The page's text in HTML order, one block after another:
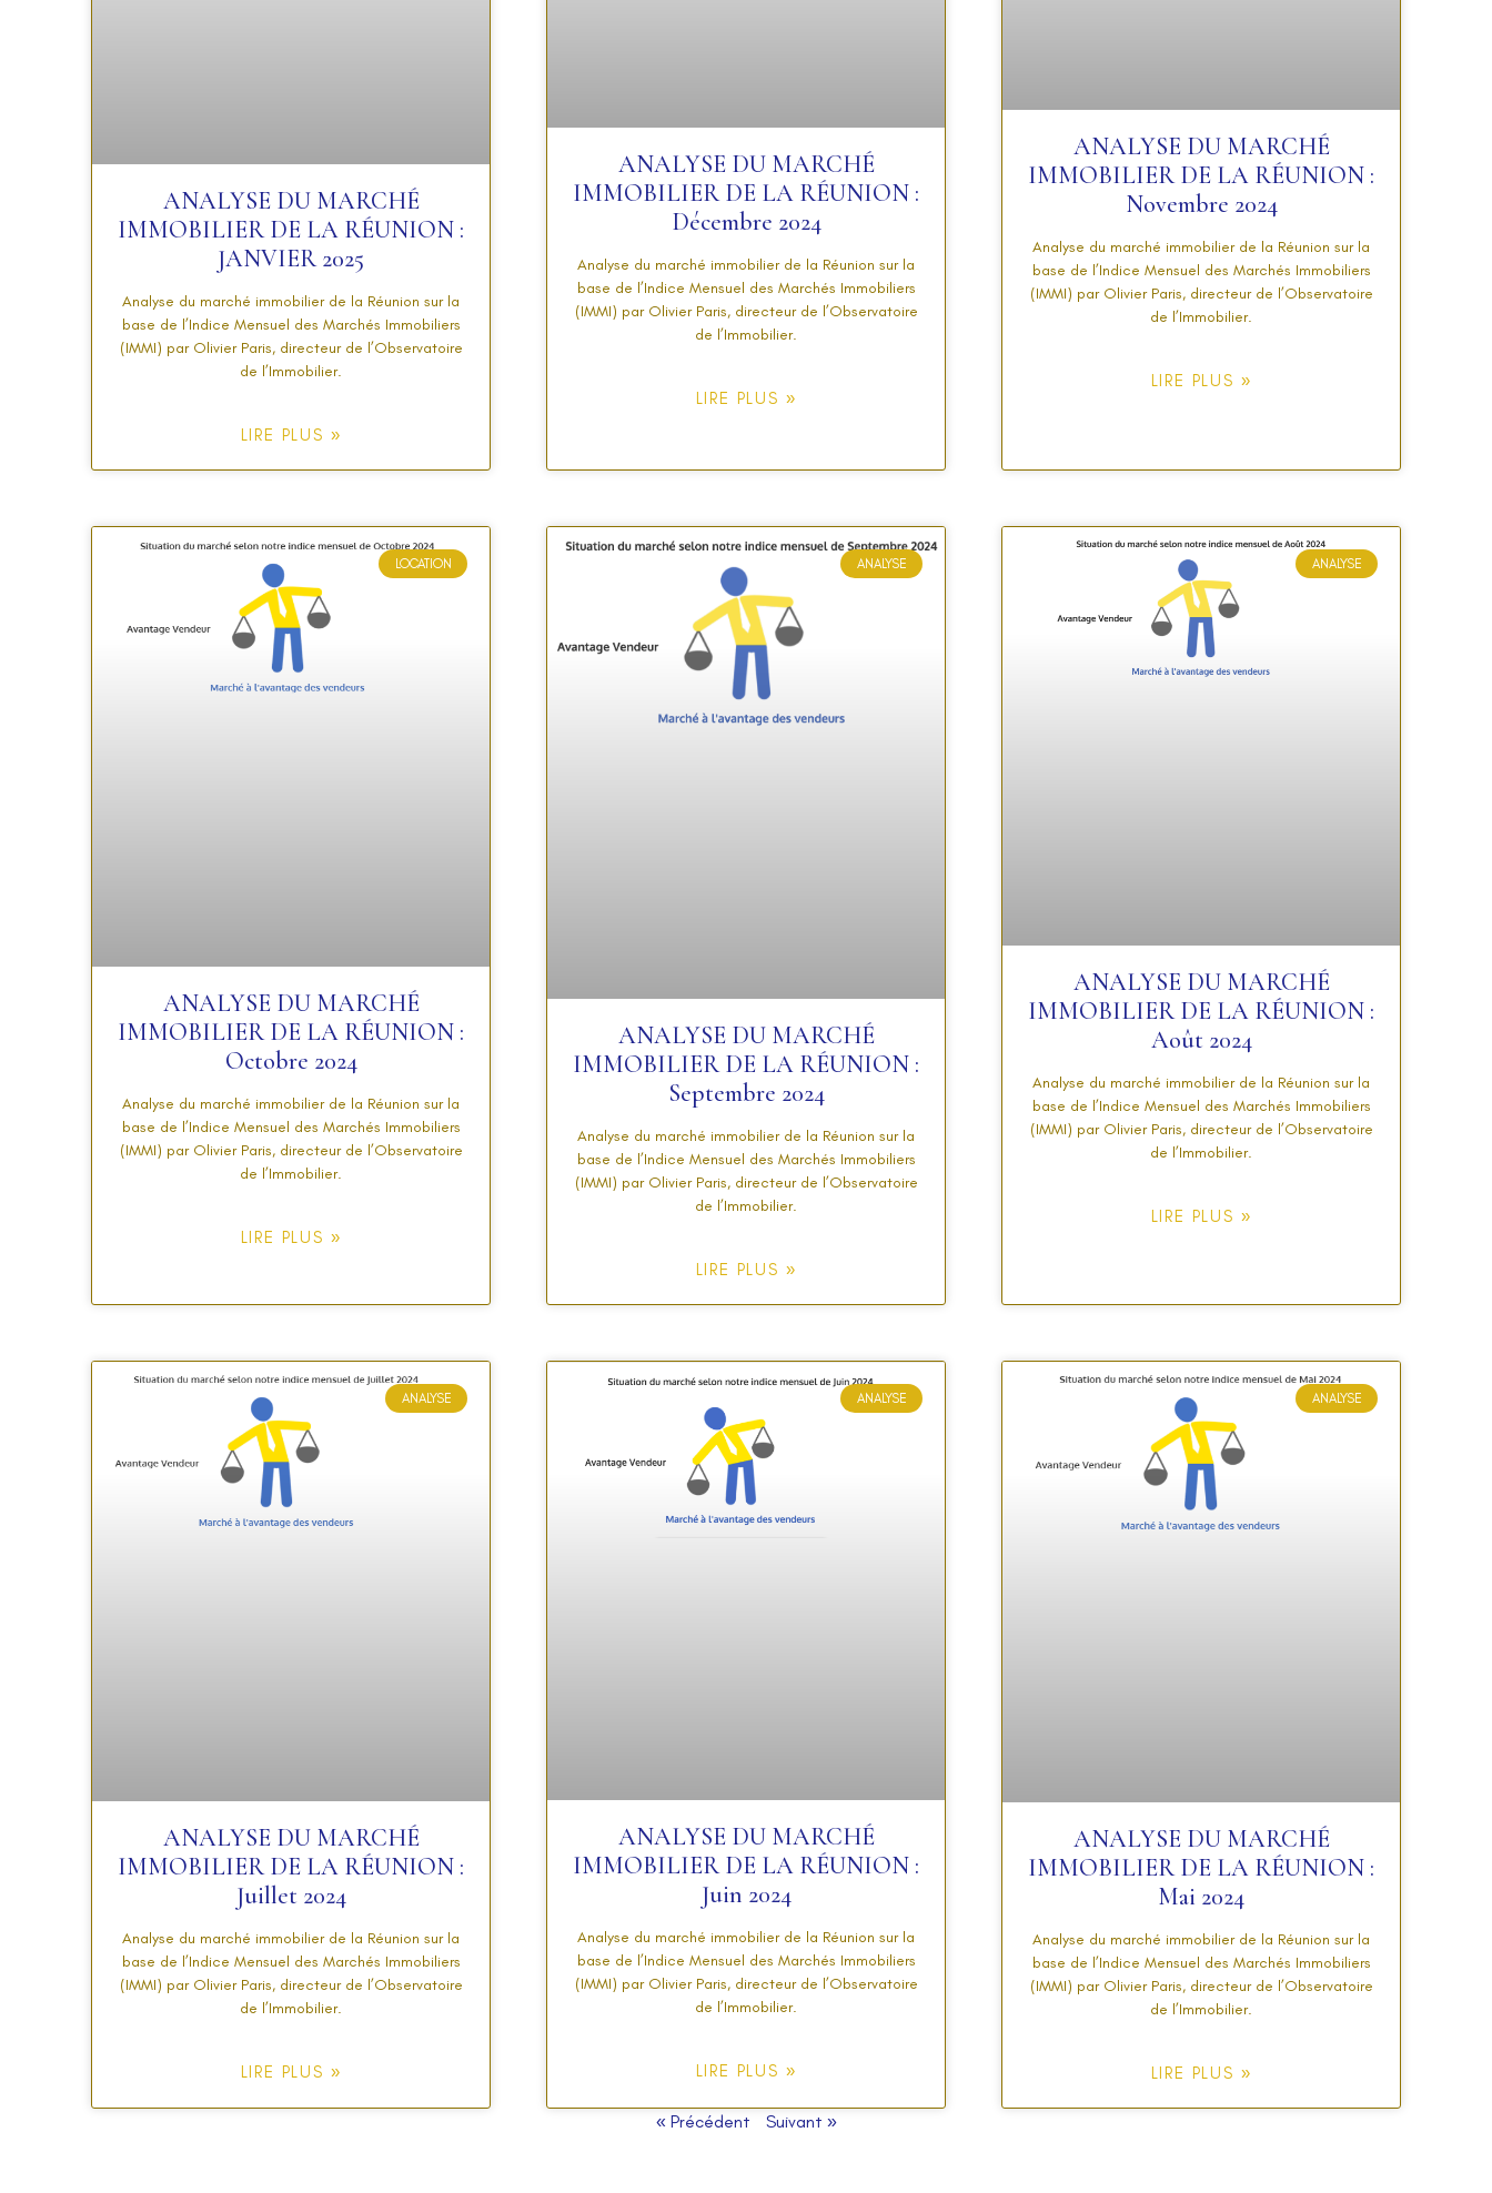
ANALYSE DU MARCHÉ
IMMOBILIER DE LA RÉUNION :
JANVIER 2025
Analyse du marché immobilier de la Réunion sur la
base de l’Indice Mensuel des Marchés Immobiliers
(IMMI) par Olivier Paris, directeur de l’Observatoire
de l’Immobilier.
LIRE PLUS »
ANALYSE DU MARCHÉ
IMMOBILIER DE LA RÉUNION :
Décembre 2024
Analyse du marché immobilier de la Réunion sur la
base de l’Indice Mensuel des Marchés Immobiliers
(IMMI) par Olivier Paris, directeur de l’Observatoire
de l’Immobilier.
LIRE PLUS »
ANALYSE DU MARCHÉ
IMMOBILIER DE LA RÉUNION :
Novembre 2024
Analyse du marché immobilier de la Réunion sur la
base de l’Indice Mensuel des Marchés Immobiliers
(IMMI) par Olivier Paris, directeur de l’Observatoire
de l’Immobilier.
LIRE PLUS »
LOCATION
ANALYSE DU MARCHÉ
IMMOBILIER DE LA RÉUNION :
Octobre 2024
Analyse du marché immobilier de la Réunion sur la
base de l’Indice Mensuel des Marchés Immobiliers
(IMMI) par Olivier Paris, directeur de l’Observatoire
de l’Immobilier.
LIRE PLUS »
ANALYSE
ANALYSE DU MARCHÉ
IMMOBILIER DE LA RÉUNION :
Septembre 2024
Analyse du marché immobilier de la Réunion sur la
base de l’Indice Mensuel des Marchés Immobiliers
(IMMI) par Olivier Paris, directeur de l’Observatoire
de l’Immobilier.
LIRE PLUS »
ANALYSE
ANALYSE DU MARCHÉ
IMMOBILIER DE LA RÉUNION :
Août 2024
Analyse du marché immobilier de la Réunion sur la
base de l’Indice Mensuel des Marchés Immobiliers
(IMMI) par Olivier Paris, directeur de l’Observatoire
de l’Immobilier.
LIRE PLUS »
ANALYSE
ANALYSE DU MARCHÉ
IMMOBILIER DE LA RÉUNION :
Juillet 2024
Analyse du marché immobilier de la Réunion sur la
base de l’Indice Mensuel des Marchés Immobiliers
(IMMI) par Olivier Paris, directeur de l’Observatoire
de l’Immobilier.
LIRE PLUS »
ANALYSE
ANALYSE DU MARCHÉ
IMMOBILIER DE LA RÉUNION :
Juin 2024
Analyse du marché immobilier de la Réunion sur la
base de l’Indice Mensuel des Marchés Immobiliers
(IMMI) par Olivier Paris, directeur de l’Observatoire
de l’Immobilier.
LIRE PLUS »
ANALYSE
ANALYSE DU MARCHÉ
IMMOBILIER DE LA RÉUNION :
Mai 2024
Analyse du marché immobilier de la Réunion sur la
base de l’Indice Mensuel des Marchés Immobiliers
(IMMI) par Olivier Paris, directeur de l’Observatoire
de l’Immobilier.
LIRE PLUS »
« Précédent Suivant »